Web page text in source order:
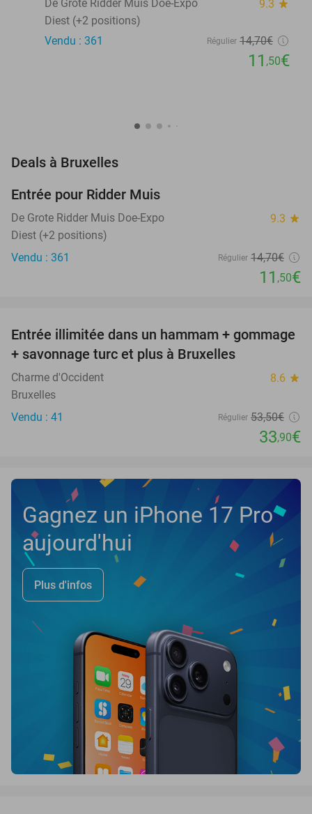
De Grote Ridder Muis Doe-Expo 9.3 star
Diest (+2 positions)
Vendu : 361
Régulier 14,70€
11 ,50€
Deals à Bruxelles
TODAY
Entrée pour Ridder Muis
De Grote Ridder Muis Doe-Expo 9.3 star
Diest (+2 positions)
Vendu : 361
Régulier 14,70€
11 ,50€
37%
Entrée illimitée dans un hammam + gommage
+ savonnage turc et plus à Bruxelles
Charme d'Occident 8.6 star
Bruxelles
Vendu : 41
Régulier 53,50€
33,90€
Gagnez un iPhone 17 Pro
aujourd'hui
Plus d'infos